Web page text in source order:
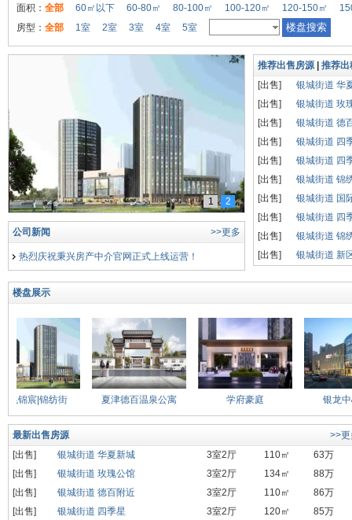
面积： 全部 60㎡以下 60-80㎡ 80-100㎡ 100-120㎡ 120-150㎡
房型： 全部 1室 2室 3室 4室 5室
夏津出售二手房
1 2
公司新闻 >>更多
热烈庆祝秉兴房产中介官网正式上线运营！
推荐出售房源| 推荐出
[出售]
银城街道 华
[出售]
银城街道 玫
[出售]
银城街道 德
[出售]
银城街道 四
[出售]
银城街道 四
[出售]
银城街道 锦
[出售]
银城街道 国
[出售]
银城街道 四
[出售]
银城街道 锦
[出售]
银城街道 新
楼盘展示
锦宸|锦纺街 夏津德百温泉公寓 学府豪庭 银龙中
最新出售房源
>>
[出售]
银城街道 华夏新城 3室2厅 110㎡
63万
[出售]
银城街道 玫瑰公馆 3室2厅 134㎡
88万
[出售]
银城街道 德百附近 3室2厅 110㎡
86万
[出售]
银城街道 四季星 3室2厅 120㎡
85万